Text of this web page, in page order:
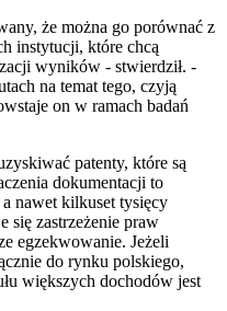
że można go porównać z
instytucji, które chcą
wyników - stwierdził. -
na temat tego, czyją
on w ramach badań
patenty, które są
dokumentacji to
nawet kilkuset tysięcy
się zastrzeżenie praw
egzekwowanie. Jeżeli
do rynku polskiego,
większych dochodów jest